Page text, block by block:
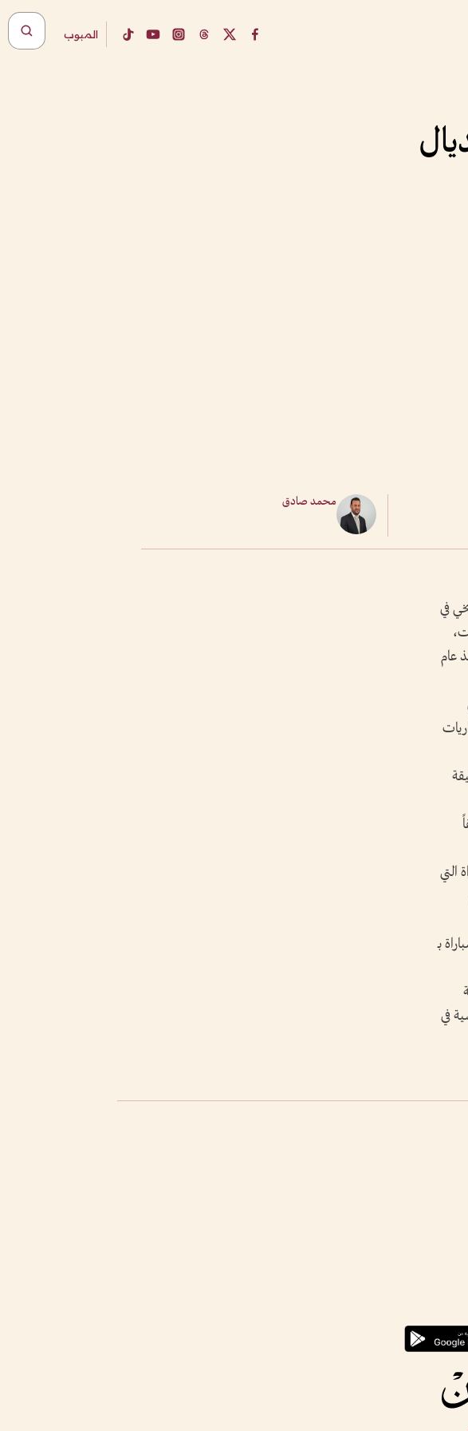
المبوب
محمد صادق
في
السبت،
عام
بعدما أصبح أيضاً أول لاعب يهز الشباك في 7 مباريات
كأس العالم البالغ هدفاً كل 33 دقيقة
بنتيجة 6-5، وهي المباراة التي
في مباراة بـ
في